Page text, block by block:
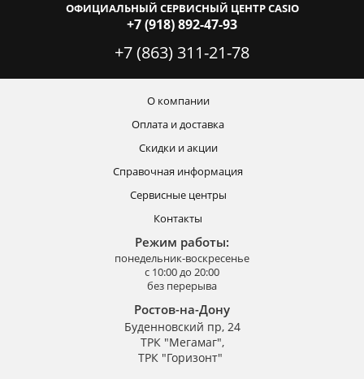
ОФИЦИАЛЬНЫЙ СЕРВИСНЫЙ ЦЕНТР CASIO
+7 (918) 892-47-93
+7 (863) 311-21-78
О компании
Оплата и доставка
Скидки и акции
Справочная информация
Сервисные центры
Контакты
Режим работы:
понедельник-воскресенье
с 10:00 до 20:00
без перерыва
Ростов-на-Дону
Буденновский пр, 24
ТРК "Мегамаг",
ТРК "Горизонт"